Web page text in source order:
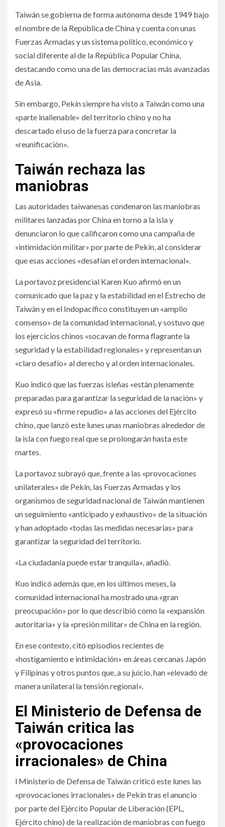
Taiwán se gobierna de forma autónoma desde 1949 bajo
el nombre de la República de China y cuenta con unas
Fuerzas Armadas y un sistema político, económico y
social diferente al de la República Popular China,
destacando como una de las democracias más avanzadas
de Asia.
Sin embargo, Pekín siempre ha visto a Taiwán como una
«parte inalienable» del territorio chino y no ha
descartado el uso de la fuerza para concretar la
«reunificación».
Taiwán rechaza las
maniobras
Las autoridades taiwanesas condenaron las maniobras
militares lanzadas por China en torno a la isla y
denunciaron lo que calificaron como una campaña de
«intimidación militar» por parte de Pekín, al considerar
que esas acciones «desafían el orden internacional».
La portavoz presidencial Karen Kuo afirmó en un
comunicado que la paz y la estabilidad en el Estrecho de
Taiwán y en el Indopacífico constituyen un «amplio
consenso» de la comunidad internacional, y sostuvo que
los ejercicios chinos «socavan de forma flagrante la
seguridad y la estabilidad regionales» y representan un
«claro desafío» al derecho y al orden internacionales.
Kuo indicó que las fuerzas isleñas «están plenamente
preparadas para garantizar la seguridad de la nación» y
expresó su «firme repudio» a las acciones del Ejército
chino, que lanzó este lunes unas maniobras alrededor de
la isla con fuego real que se prolongarán hasta este
martes.
La portavoz subrayó que, frente a las «provocaciones
unilaterales» de Pekín, las Fuerzas Armadas y los
organismos de seguridad nacional de Taiwán mantienen
un seguimiento «anticipado y exhaustivo» de la situación
y han adoptado «todas las medidas necesarias» para
garantizar la seguridad del territorio.
«La ciudadanía puede estar tranquila», añadió.
Kuo indicó además que, en los últimos meses, la
comunidad internacional ha mostrado una «gran
preocupación» por lo que describió como la «expansión
autoritaria» y la «presión militar» de China en la región.
En ese contexto, citó episodios recientes de
«hostigamiento e intimidación» en áreas cercanas Japón
y Filipinas y otros puntos que, a su juicio, han «elevado de
manera unilateral la tensión regional».
El Ministerio de Defensa de
Taiwán critica las
«provocaciones
irracionales» de China
l Ministerio de Defensa de Taiwán criticó este lunes las
«provocaciones irracionales» de Pekín tras el anuncio
por parte del Ejército Popular de Liberación (EPL,
Ejército chino) de la realización de maniobras con fuego